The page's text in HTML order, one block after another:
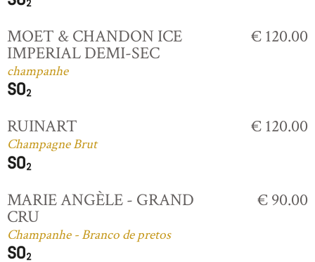
MOET & CHANDON ICE
IMPERIAL DEMI-SEC
champanhe
€ 120.00
RUINART
Champagne Brut
€ 120.00
MARIE ANGÈLE - GRAND
CRU
Champanhe - Branco de pretos
€ 90.00